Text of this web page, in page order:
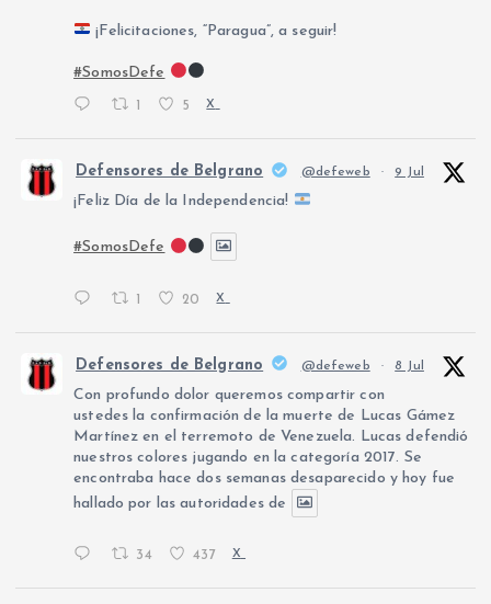
¡Felicitaciones, “Paragua”, a seguir!
#SomosDefe
5 X
Defensores de Belgrano @defeweb · 9 Jul
¡Feliz Día de la Independencia!
#SomosDefe
1 20 X
Defensores de Belgrano @defeweb · 8 Jul
Con profundo dolor queremos compartir con
ustedes la confirmación de la muerte de Lucas Gámez
Martínez en el terremoto de Venezuela. Lucas defendió
nuestros colores jugando en la categoría 2017. Se
encontraba hace dos semanas desaparecido y hoy fue
hallado por las autoridades de
34 437 X